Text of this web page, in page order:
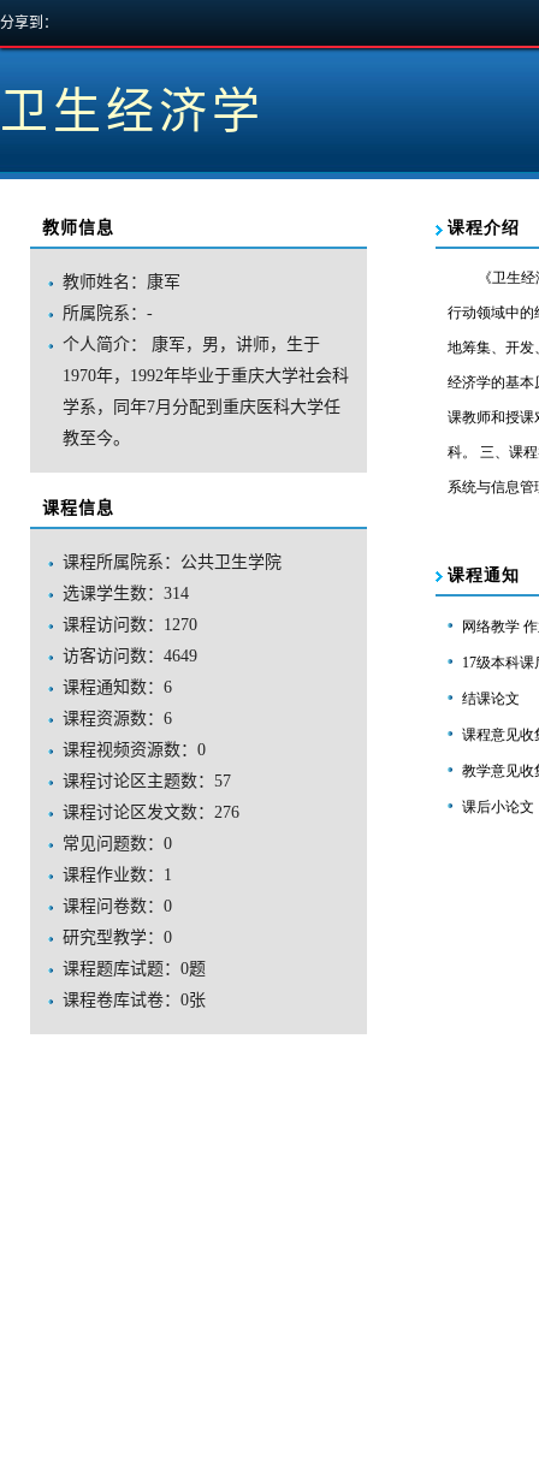
分享到：
卫生经济学
教师信息
教师姓名：康军
所属院系：-
个人简介：康军，男，讲师，生于
1970年，1992年毕业于重庆大学社会科
学系，同年7月分配到重庆医科大学任
教至今。
课程信息
课程所属院系：公共卫生学院
选课学生数：314
课程访问数： 1270
访客访问数： 4649
课程通知数： 6
课程资源数： 6
课程视频资源数： 0
课程讨论区主题数： 57
课程讨论区发文数： 276
常见问题数： 0
课程作业数： 1
课程问卷数： 0
研究型教学： 0
课程题库试题： 0题
课程卷库试卷： 0张